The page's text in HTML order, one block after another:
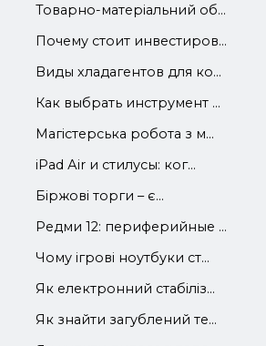
Товарно-матеріальний об...
Почему стоит инвестиров...
Виды хладагентов для ко...
Как выбрать инструмент ...
Магістерська робота з м...
iРad Аir и стилусы: ког...
Біржові торги – є...
Редми 12: периферийные ...
Чому ігрові ноутбуки ст...
Як електронний стабіліз...
Як знайти загублений те...